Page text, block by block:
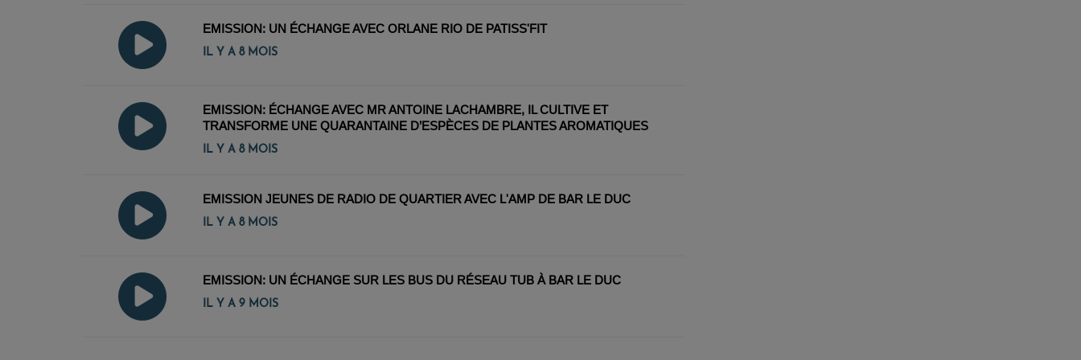
EMISSION: UN ÉCHANGE AVEC ORLANE RIO DE PATISS'FIT
IL Y A 8 MOIS
EMISSION: ÉCHANGE AVEC MR ANTOINE LACHAMBRE, IL CULTIVE ET
TRANSFORME UNE QUARANTAINE D’ESPÈCES DE PLANTES AROMATIQUES
IL Y A 8 MOIS
EMISSION JEUNES DE RADIO DE QUARTIER AVEC L'AMP DE BAR LE DUC
IL Y A 8 MOIS
EMISSION: UN ÉCHANGE SUR LES BUS DU RÉSEAU TUB À BAR LE DUC
IL Y A 9 MOIS